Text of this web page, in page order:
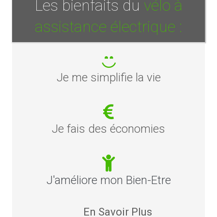
Les bienfaits du vélo à
assistance électrique :
Je me simplifie la vie
Je fais des économies
J'améliore mon Bien-Etre
En Savoir Plus